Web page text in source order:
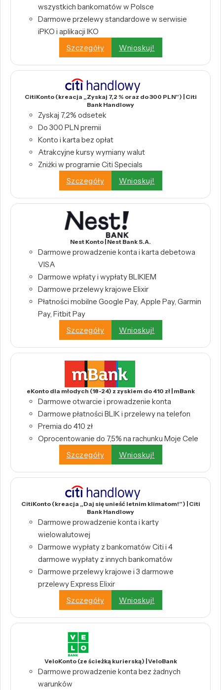
wszystkich bankomatów w Polsce
Darmowe przelewy standardowe w serwisie
iPKO i aplikacji IKO
Szczegóły
Wnioskuj!
CitiKonto (kreacja „Zyskaj 7,2 % oraz do 300 PLN”) | Citi
Bank Handlowy
Zyskaj 7,2% odsetek
Do 300 PLN premii
Konto i karta bez opłat
Atrakcyjne kursy wymiany walut
Zniżki w programie Citi Specials
Szczegóły
Wnioskuj!
Nest Konto | Nest Bank S.A.
Darmowe prowadzenie konta i karta debetowa
VISA
Darmowe wpłaty i wypłaty BLIKIEM
Darmowe przelewy krajowe Elixir
Płatności mobilne Google Pay, Apple Pay, Garmin
Pay, Fitbit Pay
Szczegóły
Wnioskuj!
eKonto dla młodych (18-24) z zyskiem do 410 zł | mBank
Darmowe otwarcie i prowadzenie konta
Darmowe płatności BLIK i przelewy na telefon
Premia do 410 zł
Oprocentowanie do 7,5% na rachunku Moje Cele
Szczegóły
Wnioskuj!
CitiKonto (kreacja „Daj się unieść letnim klimatom!”) | Citi
Bank Handlowy
Darmowe prowadzenie konta i karty
wielowalutowej
Darmowe wypłaty z bankomatów Citi i 4
darmowe wypłaty z innych bankomatów
Darmowe przelewy krajowe i 3 darmowe
przelewy Express Elixir
Szczegóły
Wnioskuj!
VeloKonto (ze ścieżką kurierską) | VeloBank
Darmowe prowadzenie konta bez żadnych
warunków